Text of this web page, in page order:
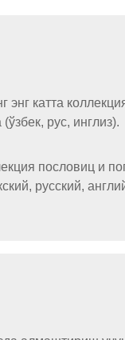
энг катта
рус, инглиз).
пословиц и
русский,